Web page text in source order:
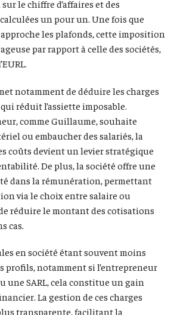
le chiffre d’affaires et des
un pour un. Une fois que
approche les plafonds, cette imposition
par rapport à celle des sociétés,
notamment de déduire les charges
réduit l’assiette imposable.
comme Guillaume, souhaite
ou embaucher des salariés, la
coûts devient un levier stratégique
De plus, la société offre une
dans la rémunération, permettant
via le choix entre salaire ou
réduire le montant des cotisations
cas.
en société étant souvent moins
profils, notamment si l’entrepreneur
une SARL, cela constitue un gain
La gestion de ces charges
transparente, facilitant la